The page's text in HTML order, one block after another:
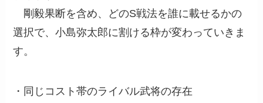
剛毅果断を含め、どのS戦法を誰に載せるかの
選択で、小島弥太郎に割ける枠が変わっていきま
す。
・同じコスト帯のライバル武将の存在